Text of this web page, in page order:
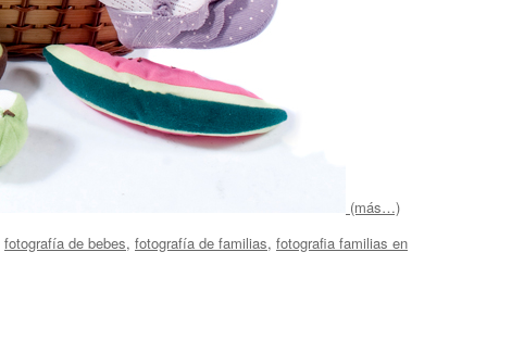
(más…)
fotografía de bebes, fotografía de familias, fotografia familias en